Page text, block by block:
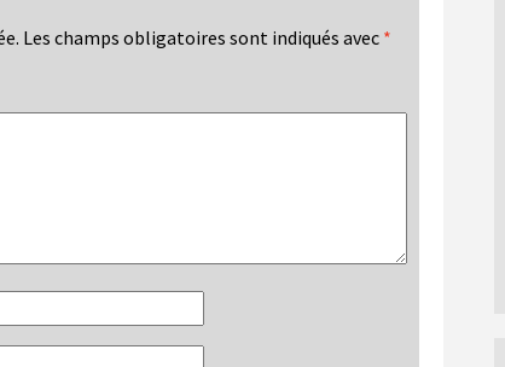
Les champs obligatoires sont indiqués avec *